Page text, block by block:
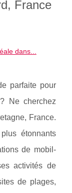
France
dans...
parfaite pour
Ne cherchez
France.
étonnants
de mobil-
activités de
de plages,